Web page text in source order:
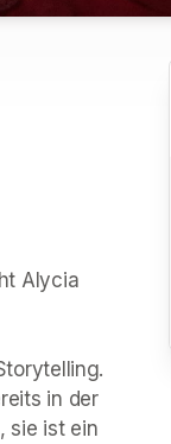
Alycia
in der
sie ist ein